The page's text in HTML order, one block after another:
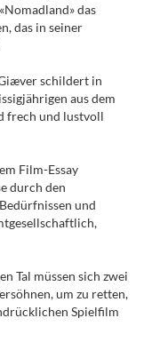
das
das in seiner
schildert in
aus dem
frech und lustvoll
Film-Essay
durch den
und
Tal müssen sich zwei
um zu retten,
Spielfilm